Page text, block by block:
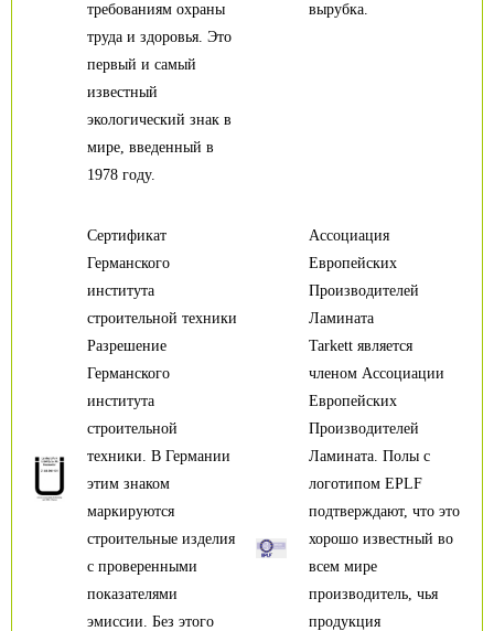
требованиям охраны
труда и здоровья. Это
первый и самый
известный
экологический знак в
мире, введенный в
1978 году.
вырубка.
Ассоциация
Европейских
Производителей
Ламината
Tarkett является
членом Ассоциации
Европейских
Производителей
Ламината. Полы с
логотипом EPLF
подтверждают, что это
хорошо известный во
всем мире
производитель, чья
продукция
Сертификат
Германского
института
строительной техники
Разрешение
Германского
института
строительной
техники. В Германии
этим знаком
маркируются
строительные изделия
с проверенными
показателями
эмиссии. Без этого